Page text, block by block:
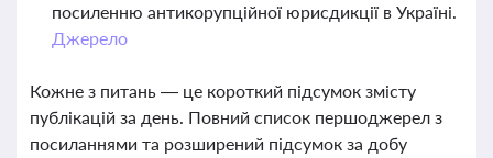
посиленню антикорупційної юрисдикції в Україні.
Джерело
Кожне з питань — це короткий підсумок змісту
публікацій за день. Повний список першоджерел з
посиланнями та розширений підсумок за добу